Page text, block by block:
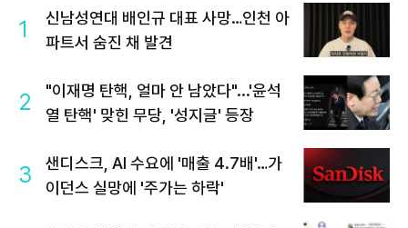
1
신남성연대 배인규 대표 사망…인천 아
파트서 숨진 채 발견
2
"이재명 탄핵, 얼마 안 남았다"...'윤석
열 탄핵' 맞힌 무당, '성지글' 등장
3
샌디스크, AI 수요에 '매출 4.7배'…가
이던스 실망에 '주가는 하락'